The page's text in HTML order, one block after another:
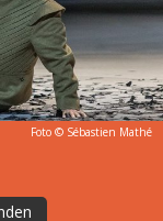
Foto © Sébastien Mathé